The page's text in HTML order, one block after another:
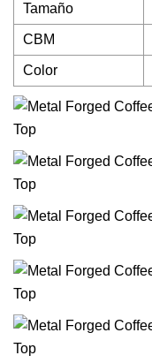
Tamaño
CBM
Color